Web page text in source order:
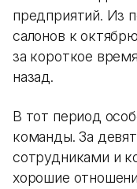
предприятий. Из
салонов к
за короткое
назад.
В тот период
команды. За
сотрудниками и
хорошие